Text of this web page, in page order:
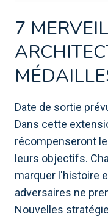
7
Date de sortie
Dans cette
récompenseront
leurs objectifs.
marquer l'histoire
adversaires ne
Nouvelles